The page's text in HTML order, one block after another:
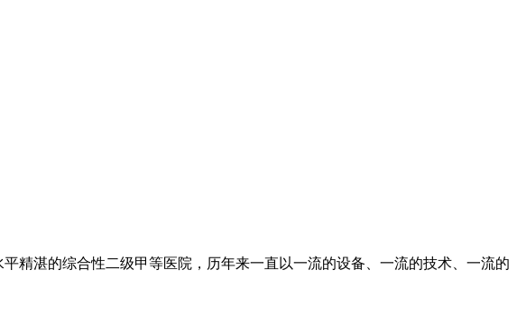
精湛的综合性二级甲等医院，历年来一直以一流的设备、一流的技术、一流的